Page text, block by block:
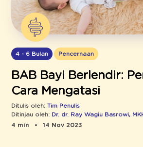
4 - 6 Bulan Pencernaan
BAB Bayi Berlendir:
Cara Mengatasi
Ditulis oleh: Tim Penulis
Ditinjau oleh: Dr. dr. Ray Wagiu Basrowi,
4 min
14 Nov 2023